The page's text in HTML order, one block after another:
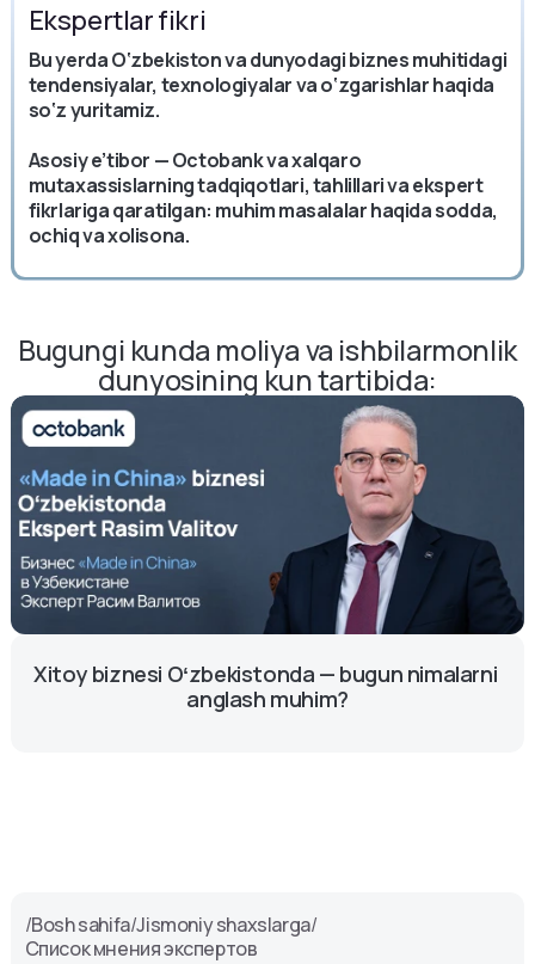
Ekspertlar fikri
Bu yerda O‘zbekiston va dunyodagi biznes muhitidagi
tendensiyalar, texnologiyalar va o‘zgarishlar haqida
so‘z yuritamiz.
Asosiy e’tibor — Octobank va xalqaro
mutaxassislarning tadqiqotlari, tahlillari va ekspert
fikrlariga qaratilgan: muhim masalalar haqida sodda,
ochiq va xolisona.
Bugungi kunda moliya va ishbilarmonlik
dunyosining kun tartibida:
Xitoy biznesi Oʻzbekistonda — bugun nimalarni
anglash muhim?
/Bosh sahifa/Jismoniy shaxslarga/
Список мнения экспертов